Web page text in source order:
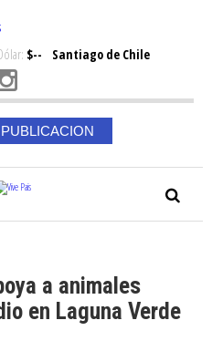
$--
Santiago de Chile
a animales
en Laguna Verde